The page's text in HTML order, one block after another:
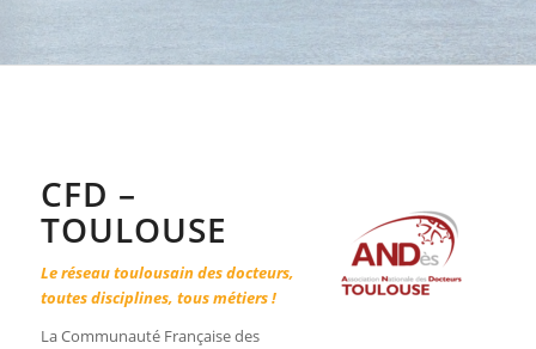
CFD –
TOULOUSE
Le réseau toulousain des docteurs,
toutes disciplines, tous métiers !
La Communauté Française des